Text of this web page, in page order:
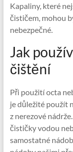
Kapaliny, které
čističem, mohou
nebezpečné.
Jak
čištění
Při použití octa
je důležité použít
z nerezové
čističky vodou
samostatné